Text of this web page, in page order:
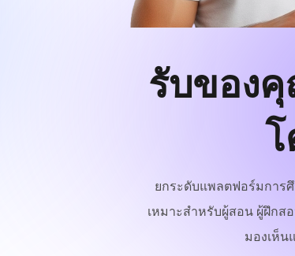
รับของ
ยกระดับแพลตฟอร์มการ
เหมาะสำหรับผู้สอน ผู้ฝึกส
มองเห็น